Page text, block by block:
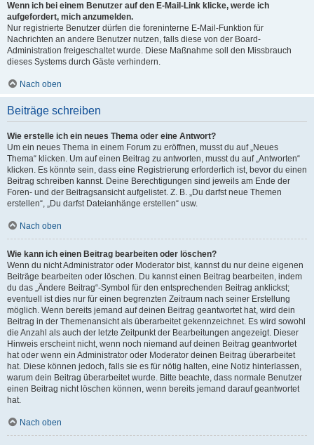
Wenn ich bei einem Benutzer auf den E-Mail-Link klicke, werde ich
aufgefordert, mich anzumelden.
Nur registrierte Benutzer dürfen die foreninterne E-Mail-Funktion für
Nachrichten an andere Benutzer nutzen, falls diese von der Board-
Administration freigeschaltet wurde. Diese Maßnahme soll den Missbrauch
dieses Systems durch Gäste verhindern.
Nach oben
Beiträge schreiben
Wie erstelle ich ein neues Thema oder eine Antwort?
Um ein neues Thema in einem Forum zu eröffnen, musst du auf „Neues
Thema“ klicken. Um auf einen Beitrag zu antworten, musst du auf „Antworten“
klicken. Es könnte sein, dass eine Registrierung erforderlich ist, bevor du einen
Beitrag schreiben kannst. Deine Berechtigungen sind jeweils am Ende der
Foren- und der Beitragsansicht aufgelistet. Z. B. „Du darfst neue Themen
erstellen“, „Du darfst Dateianhänge erstellen“ usw.
Nach oben
Wie kann ich einen Beitrag bearbeiten oder löschen?
Wenn du nicht Administrator oder Moderator bist, kannst du nur deine eigenen
Beiträge bearbeiten oder löschen. Du kannst einen Beitrag bearbeiten, indem
du das „Ändere Beitrag“-Symbol für den entsprechenden Beitrag anklickst;
eventuell ist dies nur für einen begrenzten Zeitraum nach seiner Erstellung
möglich. Wenn bereits jemand auf deinen Beitrag geantwortet hat, wird dein
Beitrag in der Themenansicht als überarbeitet gekennzeichnet. Es wird sowohl
die Anzahl als auch der letzte Zeitpunkt der Bearbeitungen angezeigt. Dieser
Hinweis erscheint nicht, wenn noch niemand auf deinen Beitrag geantwortet
hat oder wenn ein Administrator oder Moderator deinen Beitrag überarbeitet
hat. Diese können jedoch, falls sie es für nötig halten, eine Notiz hinterlassen,
warum dein Beitrag überarbeitet wurde. Bitte beachte, dass normale Benutzer
einen Beitrag nicht löschen können, wenn bereits jemand darauf geantwortet
hat.
Nach oben